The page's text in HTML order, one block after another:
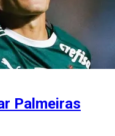
Palmeiras